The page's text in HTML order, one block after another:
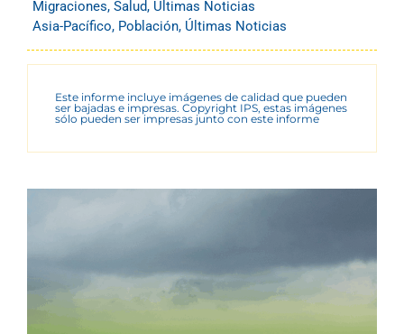
Migraciones, Salud, Últimas Noticias
Asia-Pacífico, Población, Últimas Noticias
Este informe incluye imágenes de calidad que pueden
ser bajadas e impresas. Copyright IPS, estas imágenes
sólo pueden ser impresas junto con este informe